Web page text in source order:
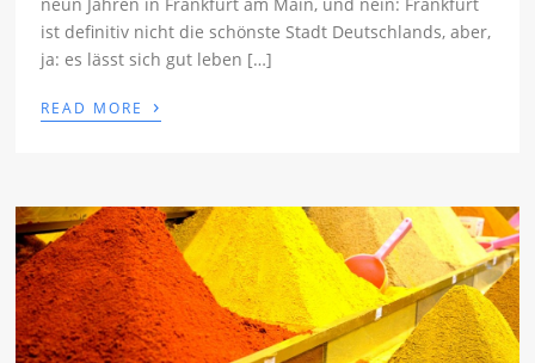
ist definitiv nicht die schönste Stadt Deutschlands, aber,
ja: es lässt sich gut leben […]
READ MORE ›